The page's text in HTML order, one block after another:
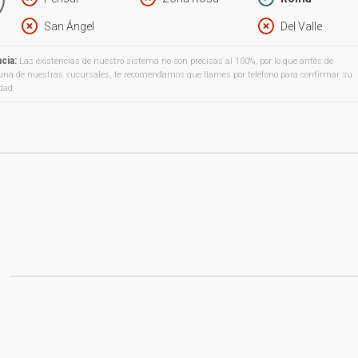
aquí es otra manera de llamar a las Furias de la
El accidente de nacer mujeres o esclavas; víctimas convertidas
La circunstancia de hacerse de pronto con un resto de poder que,
San Ángel Del Valle
Las existencias de nuestro sistema no son precisas al 100%, por lo que antes de
de nuestras sucursales, te recomendamos que llames por teléfono para confirmar su